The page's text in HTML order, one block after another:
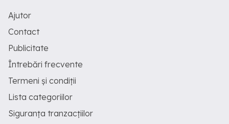
Ajutor
Contact
Publicitate
Întrebări frecvente
Termeni și condiții
Lista categoriilor
Siguranța tranzacțiilor